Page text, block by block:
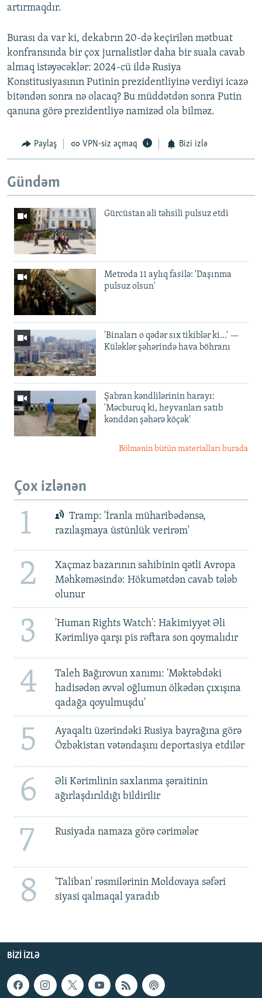
artırmaqdır.
Burası da var ki, dekabrın 20-də keçirilən mətbuat
konfransında bir çox jurnalistlər daha bir suala cavab
almaq istəyəcəklər: 2024-cü ildə Rusiya
Konstitusiyasının Putinin prezidentliyinə verdiyi icazə
bitəndən sonra nə olacaq? Bu müddətdən sonra Putin
qanuna görə prezidentliyə namizəd ola bilməz.
Paylaş VPN-siz açmaq Bizi izlə
Gündəm
Gürcüstan ali təhsili pulsuz etdi
Metroda 11 aylıq fasilə: 'Daşınma
pulsuz olsun'
'Binaları o qədər sıx tikiblər ki...' —
Küləklər şəhərində hava böhranı
Şabran kəndlilərinin harayı:
'Məcburuq ki, heyvanları satıb
kənddən şəhərə köçək'
Bölmənin bütün materialları burada
Çox izlənən
1
Tramp: 'İranla müharibədənsə,
razılaşmaya üstünlük verirəm'
2
Xaçmaz bazarının sahibinin qətli Avropa
Məhkəməsində: Hökumətdən cavab tələb
olunur
3
'Human Rights Watch': Hakimiyyət Əli
Kərimliyə qarşı pis rəftara son qoymalıdır
4
Taleh Bağırovun xanımı: 'Məktəbdəki
hadisədən əvvəl oğlumun ölkədən çıxışına
qadağa qoyulmuşdu'
5
Ayaqaltı üzərindəki Rusiya bayrağına görə
Özbəkistan vətəndaşını deportasiya etdilər
6
Əli Kərimlinin saxlanma şəraitinin
ağırlaşdırıldığı bildirilir
7 Rusiyada namaza görə cərimələr
8
'Taliban' rəsmilərinin Moldovaya səfəri
siyasi qalmaqal yaradıb
BIZI IZLƏ